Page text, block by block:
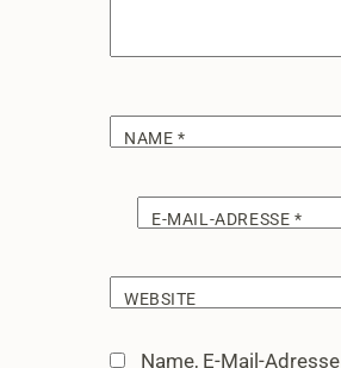
NAME *
E-MAIL-ADRESSE *
WEBSITE
Name, E-Mail-